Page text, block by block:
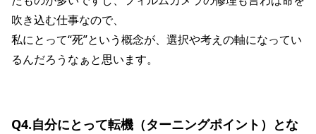
吹き込む仕事なので、
私にとって“死”という概念が、選択や考えの軸になってい
るんだろうなぁと思います。
Q4.自分にとって転機（ターニングポイント）とな